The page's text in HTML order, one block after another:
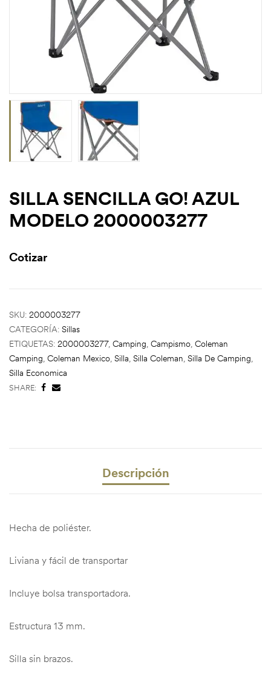
SILLA SENCILLA GO! AZUL
MODELO 2000003277
Cotizar
SKU: 2000003277
CATEGORÍA: Sillas
ETIQUETAS: 2000003277, Camping, Campismo, Coleman
Camping, Coleman Mexico, Silla, Silla Coleman, Silla De Camping,
Silla Economica
SHARE:
Descripción
Hecha de poliéster.
Liviana y fácil de transportar
Incluye bolsa transportadora.
Estructura 13 mm.
Silla sin brazos.